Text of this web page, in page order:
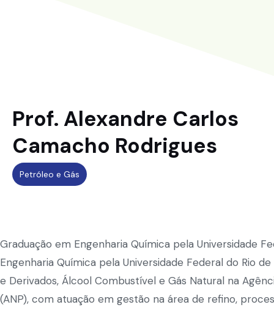
Prof. Alexandre Carlos
Camacho Rodrigues
Petróleo e Gás
Graduação em Engenharia Química pela Universidade
Engenharia Química pela Universidade Federal do Rio
e Derivados, Álcool Combustível e Gás Natural na
(ANP), com atuação em gestão na área de refino,